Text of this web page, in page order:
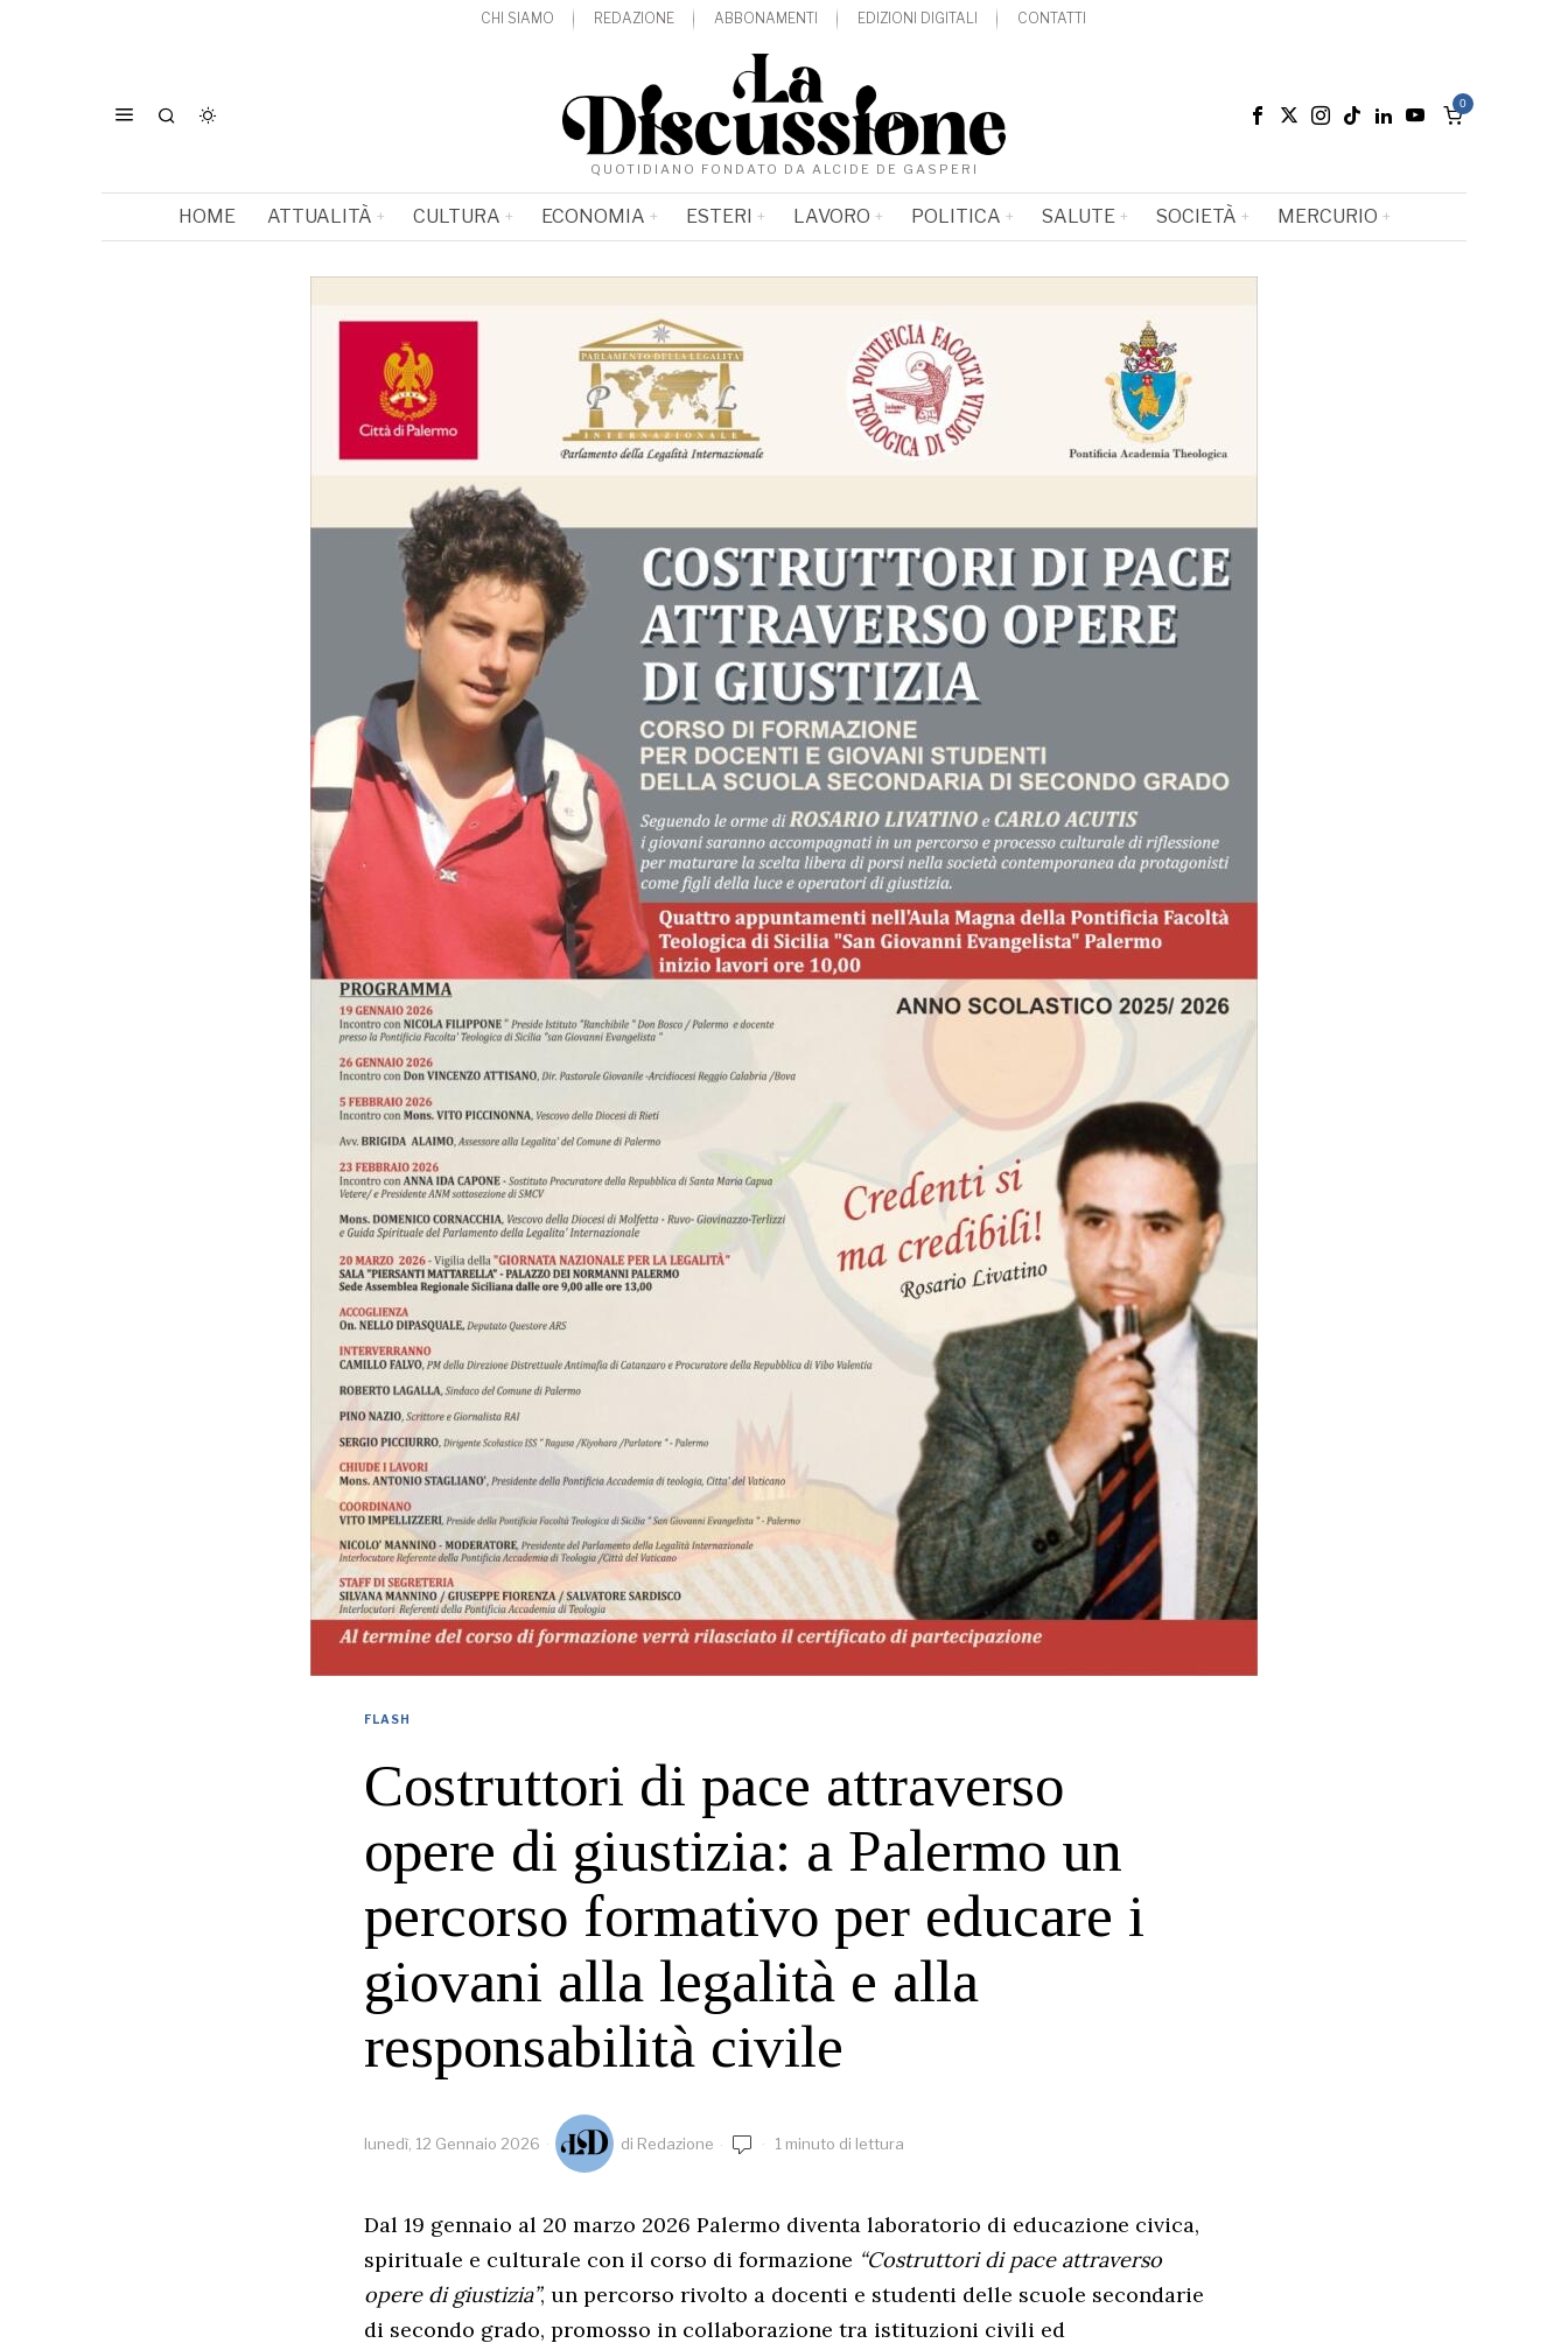
CHI SIAMO REDAZIONE ABBONAMENTI EDIZIONI DIGITALI CONTATTI
QUOTIDIANO FONDATO DA ALCIDE DE GASPERI
0
HOME ATTUALITÀ CULTURA ECONOMIA ESTERI LAVORO POLITICA SALUTE SOCIETÀ MERCURIO
FLASH
Costruttori di pace attraverso
opere di giustizia: a Palermo un
percorso formativo per educare i
giovani alla legalità e alla
responsabilità civile
lunedì, 12 Gennaio 2026 di Redazione 1 minuto di lettura
Dal 19 gennaio al 20 marzo 2026 Palermo diventa laboratorio di educazione civica,
spirituale e culturale con il corso di formazione “Costruttori di pace attraverso
opere di giustizia”, un percorso rivolto a docenti e studenti delle scuole secondarie
di secondo grado, promosso in collaborazione tra istituzioni civili ed